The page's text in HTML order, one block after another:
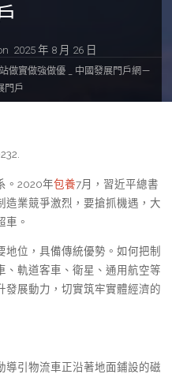
2025 年 8 月 26 日
做實做強做優 _ 中國發展門戶網－
門戶
。2020年包養7月，習近平總書
造業競爭激烈，要搶抓機遇，大
車。
位，具備傳統優勢。如何把制
、軌道客車、衛星、通用航空等
發展動力，切實筑牢實體經濟的
導引物流車正沿著地面鋪設的磁